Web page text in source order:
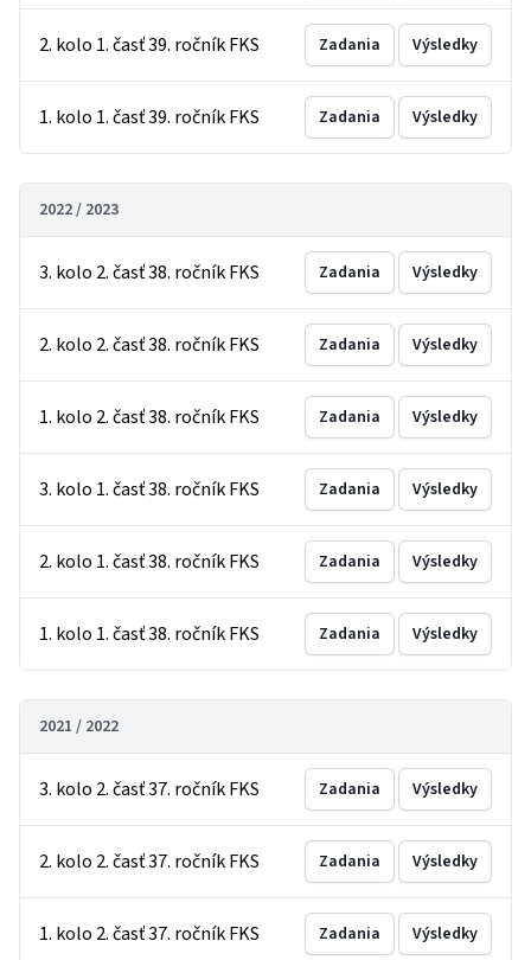
2. kolo 1. časť 39. ročník FKS Zadania Výsledky
1. kolo 1. časť 39. ročník FKS Zadania Výsledky
2022 / 2023
3. kolo 2. časť 38. ročník FKS Zadania Výsledky
2. kolo 2. časť 38. ročník FKS Zadania Výsledky
1. kolo 2. časť 38. ročník FKS Zadania Výsledky
3. kolo 1. časť 38. ročník FKS Zadania Výsledky
2. kolo 1. časť 38. ročník FKS Zadania Výsledky
1. kolo 1. časť 38. ročník FKS Zadania Výsledky
2021 / 2022
3. kolo 2. časť 37. ročník FKS Zadania Výsledky
2. kolo 2. časť 37. ročník FKS Zadania Výsledky
1. kolo 2. časť 37. ročník FKS Zadania Výsledky